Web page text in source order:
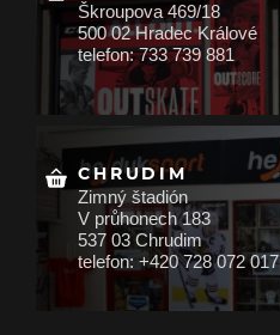
Škroupova 469/18
500 02 Hradec Králové
telefon: 733 739 881
CHRUDIM
Zimný štadión
V průhonech 183
537 03 Chrudim
telefon: +420 728 072 017